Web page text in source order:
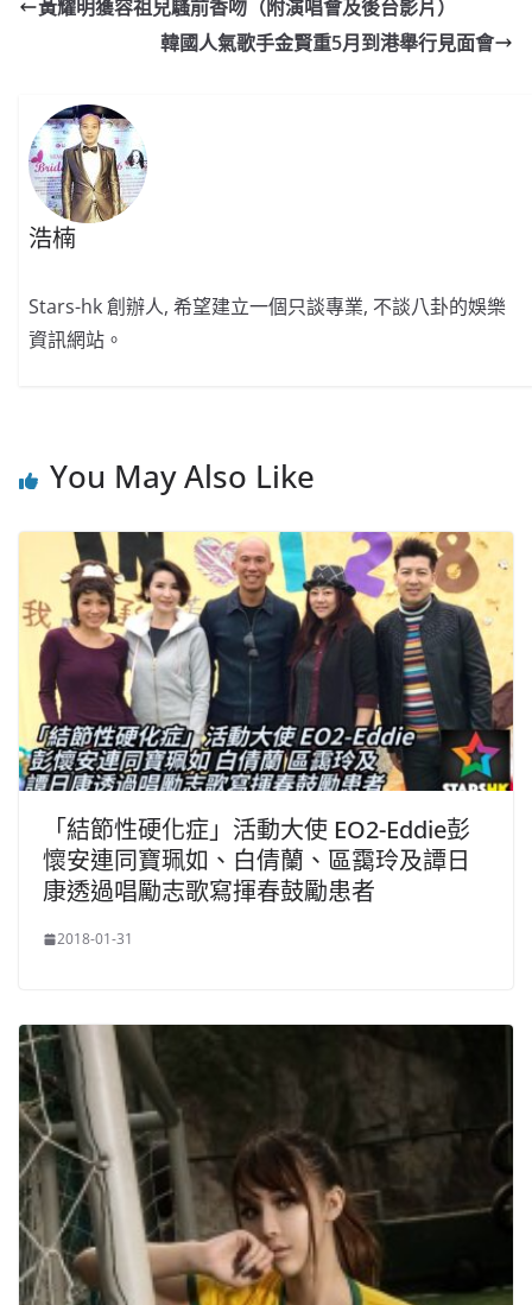
o
k
ei
o
A at Li
黃耀明獲容祖兒騷前香吻（附演唱會及後台影片）
韓國人氣歌手金賢重5月到港舉行見面會
浩楠
Stars-hk 創辦人, 希望建立一個只談專業, 不談八卦的娛樂
資訊網站。
You May Also Like
「結節性硬化症」活動大使 EO2-Eddie彭
懷安連同寶珮如、白倩蘭、區靄玲及譚日
康透過唱勵志歌寫揮春鼓勵患者
2018-01-31